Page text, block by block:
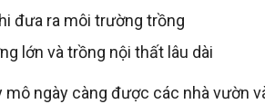
đưa ra môi trường trồng
lớn và trồng nội thất lâu dài
mô ngày càng được các nhà vườn